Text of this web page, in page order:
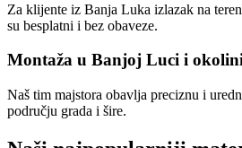
Za klijente iz Banja Luka izlazak na
su besplatni i bez obaveze.
Montaža u Banjoj Luci i
Naš tim majstora obavlja preciznu i
području grada i šire.